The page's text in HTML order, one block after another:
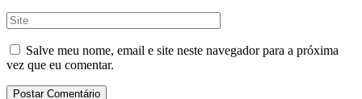
Salve meu nome, email e site neste navegador para a próxima
vez que eu comentar.